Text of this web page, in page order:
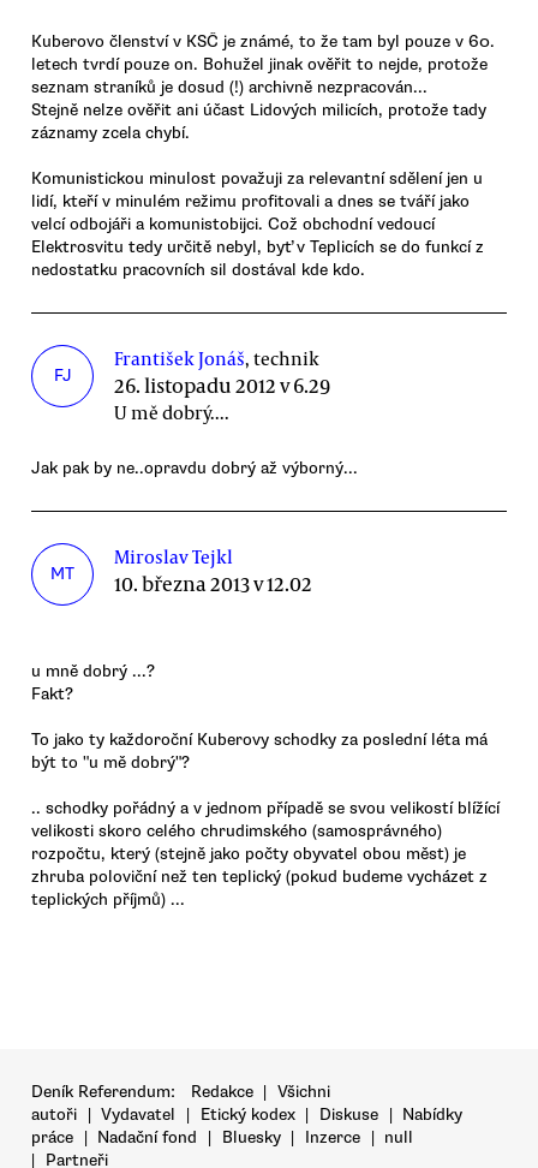
Kuberovo členství v KSČ je známé, to že tam byl pouze v 60.
letech tvrdí pouze on. Bohužel jinak ověřit to nejde, protože
seznam straníků je dosud (!) archivně nezpracován...
Stejně nelze ověřit ani účast Lidových milicích, protože tady
záznamy zcela chybí.
Komunistickou minulost považuji za relevantní sdělení jen u
lidí, kteří v minulém režimu profitovali a dnes se tváří jako
velcí odbojáři a komunistobijci. Což obchodní vedoucí
Elektrosvitu tedy určitě nebyl, byť v Teplicích se do funkcí z
nedostatku pracovních sil dostával kde kdo.
FJ
František Jonáš, technik
26. listopadu 2012 v 6.29
U mě dobrý....
Jak pak by ne..opravdu dobrý až výborný...
MT
Miroslav Tejkl
10. března 2013 v 12.02
u mně dobrý ...?
Fakt?
To jako ty každoroční Kuberovy schodky za poslední léta má
být to "u mě dobrý"?
.. schodky pořádný a v jednom případě se svou velikostí blížící
velikosti skoro celého chrudimského (samosprávného)
rozpočtu, který (stejně jako počty obyvatel obou měst) je
zhruba poloviční než ten teplický (pokud budeme vycházet z
teplických příjmů) ...
Deník Referendum: Redakce | Všichni
autoři | Vydavatel | Etický kodex | Diskuse | Nabídky
práce | Nadační fond | Bluesky | Inzerce | null
|
Partneři